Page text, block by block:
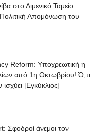
στο Λιμενικό Ταμείο
Πολιτική Απομόνωση του
Reform: Υποχρεωτική η
από 1η Οκτωβρίου! Ό,τι
ισχύει [Εγκύκλιος]
Σφοδροί άνεμοι τον